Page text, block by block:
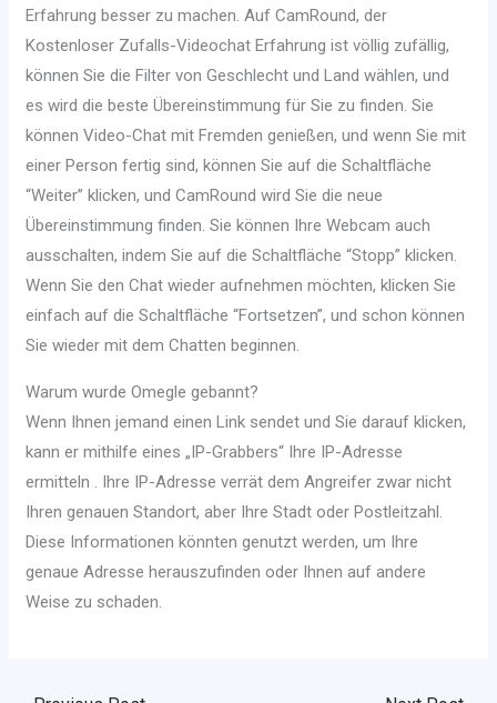
Erfahrung besser zu machen. Auf CamRound, der
Kostenloser Zufalls-Videochat Erfahrung ist völlig zufällig,
können Sie die Filter von Geschlecht und Land wählen, und
es wird die beste Übereinstimmung für Sie zu finden. Sie
können Video-Chat mit Fremden genießen, und wenn Sie mit
einer Person fertig sind, können Sie auf die Schaltfläche
“Weiter” klicken, und CamRound wird Sie die neue
Übereinstimmung finden. Sie können Ihre Webcam auch
ausschalten, indem Sie auf die Schaltfläche “Stopp” klicken.
Wenn Sie den Chat wieder aufnehmen möchten, klicken Sie
einfach auf die Schaltfläche “Fortsetzen”, und schon können
Sie wieder mit dem Chatten beginnen.
Warum wurde Omegle gebannt?
Wenn Ihnen jemand einen Link sendet und Sie darauf klicken,
kann er mithilfe eines „IP-Grabbers“ Ihre IP-Adresse
ermitteln . Ihre IP-Adresse verrät dem Angreifer zwar nicht
Ihren genauen Standort, aber Ihre Stadt oder Postleitzahl.
Diese Informationen könnten genutzt werden, um Ihre
genaue Adresse herauszufinden oder Ihnen auf andere
Weise zu schaden.